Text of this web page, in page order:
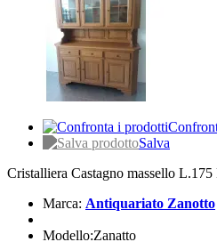
Salva
Cristalliera Castagno massello L.175
Marca: Antiquariato Zanotto
Modello:Zanatto